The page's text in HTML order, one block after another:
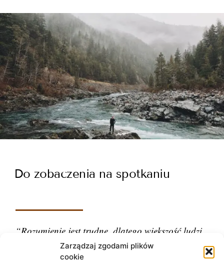
Zarządzaj zgodami plików
cookie
Do zobaczenia na spotkaniu
“Rozumienie jest trudne, dlatego większość ludzi